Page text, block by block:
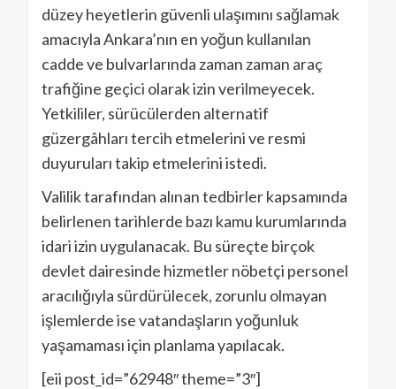
düzey heyetlerin güvenli ulaşımını sağlamak
amacıyla Ankara’nın en yoğun kullanılan
cadde ve bulvarlarında zaman zaman araç
trafiğine geçici olarak izin verilmeyecek.
Yetkililer, sürücülerden alternatif
güzergâhları tercih etmelerini ve resmi
duyuruları takip etmelerini istedi.
Valilik tarafından alınan tedbirler kapsamında
belirlenen tarihlerde bazı kamu kurumlarında
idari izin uygulanacak. Bu süreçte birçok
devlet dairesinde hizmetler nöbetçi personel
aracılığıyla sürdürülecek, zorunlu olmayan
işlemlerde ise vatandaşların yoğunluk
yaşamaması için planlama yapılacak.
[eii post_id=”62948″ theme=”3″]